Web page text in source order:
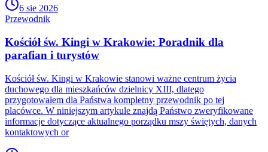
6 sie 2026
Przewodnik
Kościół św. Kingi w Krakowie: Poradnik dla
parafian i turystów
Kościół św. Kingi w Krakowie stanowi ważne centrum życia
duchowego dla mieszkańców dzielnicy XIII, dlatego
przygotowałem dla Państwa kompletny przewodnik po tej
placówce. W niniejszym artykule znajdą Państwo zweryfikowane
informacje dotyczące aktualnego porządku mszy świętych, danych
kontaktowych or